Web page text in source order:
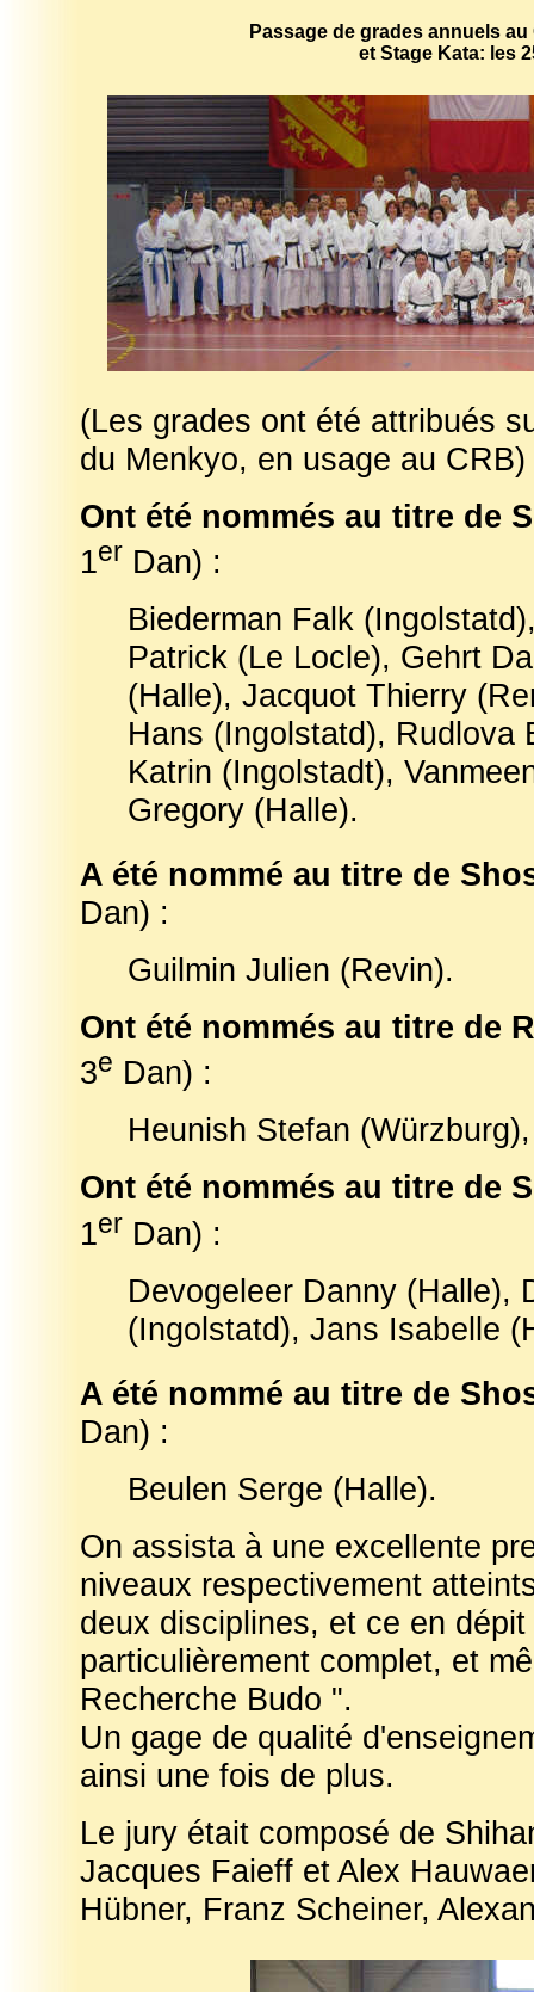
Passage de grades annuels
et Stage Kata: les
(Les grades ont été attribués
du Menkyo, en usage au CRB)
Ont été nommés au titre de
1er Dan) :
Biederman Falk
Patrick (Le Locle), Gehrt
(Halle), Jacquot Thierry
Hans (Ingolstatd), Rudlova
Katrin (Ingolstadt),
Gregory (Halle).
A été nommé au titre de
Dan) :
Guilmin Julien (Revin).
Ont été nommés au titre de
3e Dan) :
Heunish Stefan
Ont été nommés au titre de
1er Dan) :
Devogeleer Danny (Halle),
(Ingolstatd), Jans Isabelle
A été nommé au titre de
Dan) :
Beulen Serge (Halle).
On assista à une excellente
niveaux respectivement
deux disciplines, et ce en
particulièrement complet, et
Recherche Budo ".
Un gage de qualité
ainsi une fois de plus.
Le jury était composé de
Jacques Faieff et Alex
Hübner, Franz Scheiner,